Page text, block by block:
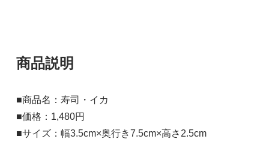
商品説明
■商品名：寿司・イカ
■価格：1,480円
■サイズ：幅3.5cm×奥行き7.5cm×高さ2.5cm